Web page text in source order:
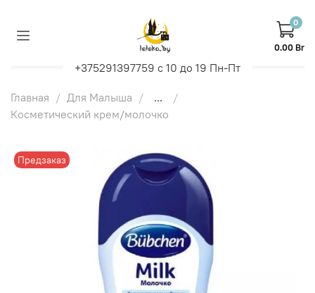
0
0.00 Br
+375291397759 с 10 до 19 Пн-Пт
Главная Для Малыша
...
Косметический крем/молочко
Предзаказ